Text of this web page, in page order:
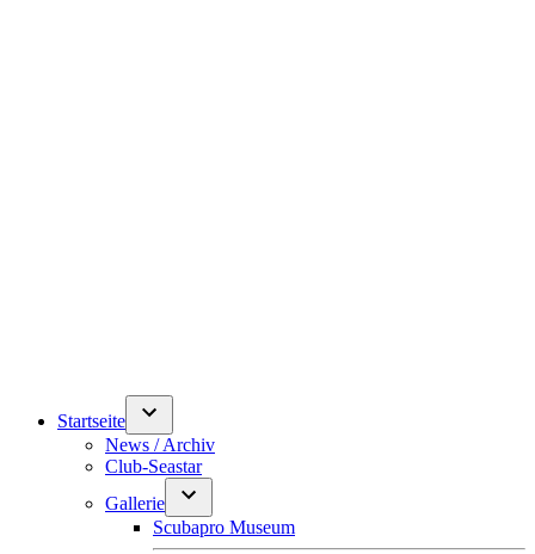
Startseite
News / Archiv
Club-Seastar
Gallerie
Scubapro Museum